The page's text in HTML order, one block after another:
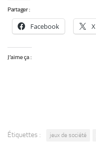
Partager :
Facebook X
J’aime ça :
Étiquettes : jeux de société